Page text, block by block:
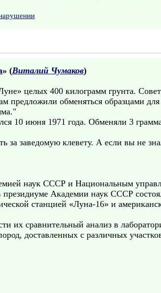
» (Виталий Чумаков)
целых 400 килограмм грунта.
предложили обменяться образцами
10 июня 1971 года. Обменяли 3
за заведомую клевету. А если вы не
наук СССР и Национальным
Академии наук СССР
станцией «Луна-16» и
их сравнительный анализ в
доставленных с различных